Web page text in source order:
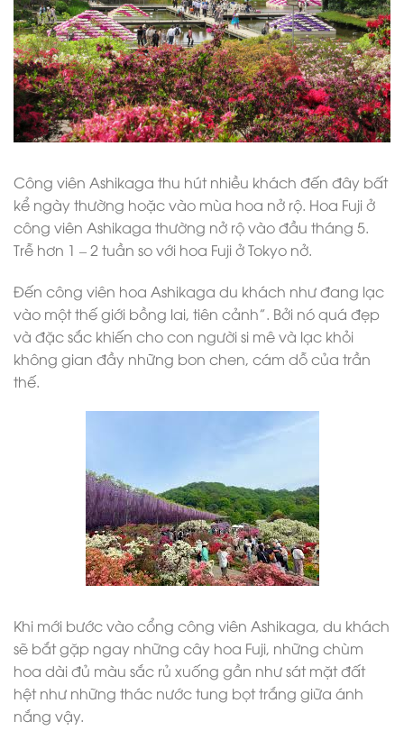
Công viên Ashikaga thu hút nhiều khách đến đây bất
kể ngày thường hoặc vào mùa hoa nở rộ. Hoa Fuji ở
công viên Ashikaga thường nở rộ vào đầu tháng 5.
Trễ hơn 1 – 2 tuần so với hoa Fuji ở Tokyo nở.
Đến công viên hoa Ashikaga du khách như đang lạc
vào một thế giới bồng lai, tiên cảnh”. Bởi nó quá đẹp
và đặc sắc khiến cho con người si mê và lạc khỏi
không gian đầy những bon chen, cám dỗ của trần
thế.
Khi mới bước vào cổng công viên Ashikaga, du khách
sẽ bắt gặp ngay những cây hoa Fuji, những chùm
hoa dài đủ màu sắc rủ xuống gần như sát mặt đất
hệt như những thác nước tung bọt trắng giữa ánh
nắng vậy.